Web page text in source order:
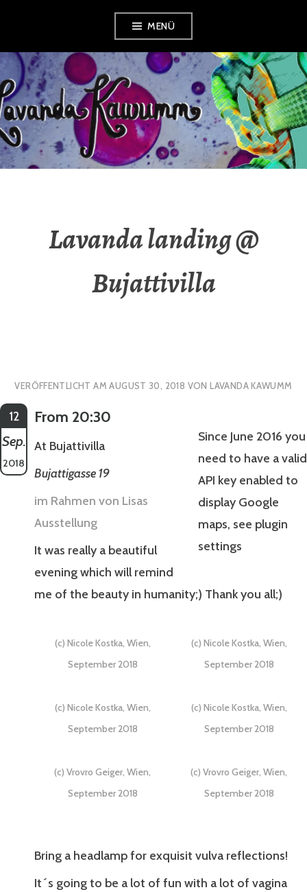
springen
MENÜ
LAVANDA
KAWUMM
Lavanda landing @
Bujattivilla
VERÖFFENTLICHT AMAUGUST 30, 2018 VONLAVANDA KAWUMM
12
Sep.
2018
Since June 2016 you
need to have a valid
API key enabled to
display Google
maps, see plugin
settings
From 20:30
At Bujattivilla
Bujattigasse 19
im Rahmen von Lisas
Ausstellung
It was really a beautiful
evening which will remind
me of the beauty in humanity;) Thank you all;)
(c) Nicole Kostka, Wien,
September 2018
(c) Nicole Kostka, Wien,
September 2018
(c) Nicole Kostka, Wien,
September 2018
(c) Nicole Kostka, Wien,
September 2018
(c) Vrovro Geiger, Wien,
September 2018
(c) Vrovro Geiger, Wien,
September 2018
Bring a headlamp for exquisit vulva reflections!
It´s going to be a lot of fun with a lot of vagina